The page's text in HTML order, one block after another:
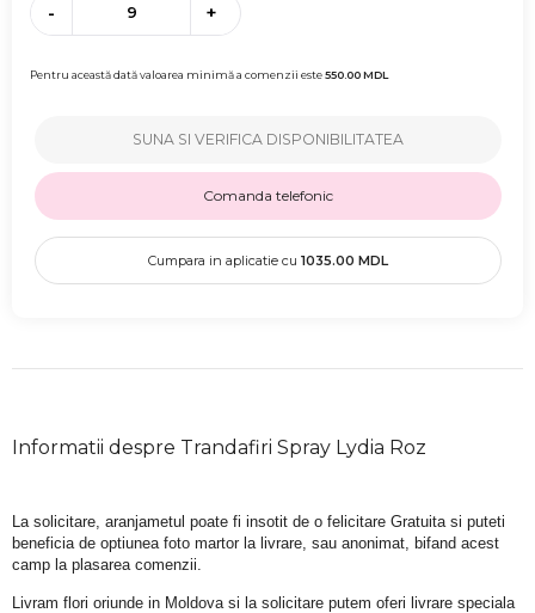
- +
Pentru această dată valoarea minimă a comenzii este550.00MDL
SUNA SI VERIFICA DISPONIBILITATEA
Comanda telefonic
Cumpara in aplicatie cu 1035.00 MDL
Informatii despre Trandafiri Spray Lydia Roz
La solicitare, aranjametul poate fi insotit de o felicitare Gratuita si puteti
beneficia de optiunea foto martor la livrare, sau anonimat, bifand acest
camp la plasarea comenzii.
Livram flori oriunde in Moldova si la solicitare putem oferi livrare speciala